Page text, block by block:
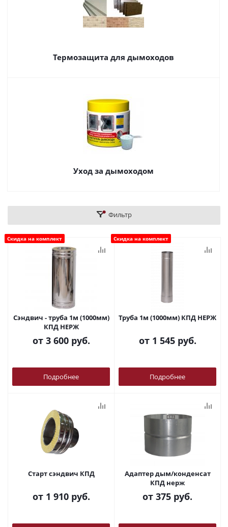
Термозащита для дымоходов
Уход за дымоходом
Фильтр
Скидка на комплект
Сэндвич - труба 1м (1000мм)
КПД НЕРЖ
от 3 600 руб.
Подробнее
Скидка на комплект
Труба 1м (1000мм) КПД НЕРЖ
от 1 545 руб.
Подробнее
Старт сэндвич КПД
от 1 910 руб.
Адаптер дым/конденсат
КПД нерж
от 375 руб.